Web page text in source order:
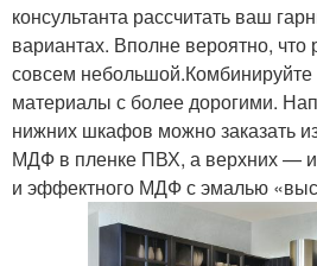
консультанта рассчитать ваш
вариантах. Вполне вероятно, что
совсем
материалы с более дорогими.
нижних шкафов можно заказать
МДФ в пленке ПВХ, а верхних —
и эффектного МДФ с эмалью